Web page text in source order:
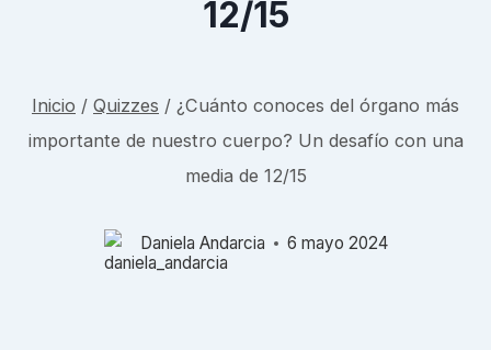
12/15
Inicio / Quizzes / ¿Cuánto conoces del órgano más
importante de nuestro cuerpo? Un desafío con una
media de 12/15
Daniela Andarcia 6 mayo 2024